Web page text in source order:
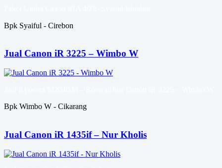
Bpk Syaiful - Cirebon
Jual Canon iR 3225 – Wimbo W
Bpk Wimbo W - Cikarang
Jual Canon iR 1435if – Nur Kholis